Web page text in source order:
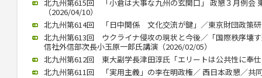
北九州第615回 「小倉は大事な九州の玄関口」 政懇３月例会
（2026/04/10）
北九州第614回 「日中関係 文化交流が鍵」／東京財団政策
北九州第613回 ウクライナ侵攻の現状と今後／「国際秩序壊
信社外信部次長小玉原一郎氏講演（2026/02/05）
北九州第612回 東大副学長津田淳氏「エリートは公共性に奉
北九州第611回 「実用主義」の李在明政権／ 西日本政懇／共